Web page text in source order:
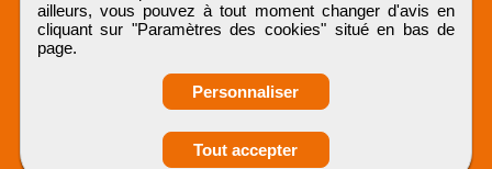
Obtenir ses
ailleurs, vous pouvez à tout moment changer d'avis en
cliquant sur "Paramètres des cookies" situé en bas de
page.
Personnaliser
Tout accepter